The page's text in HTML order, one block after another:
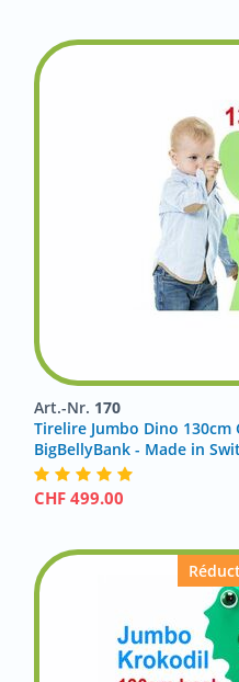
Art.-Nr. 170
Tirelire Jumbo Dino
BigBellyBank - Made in
CHF 499.00